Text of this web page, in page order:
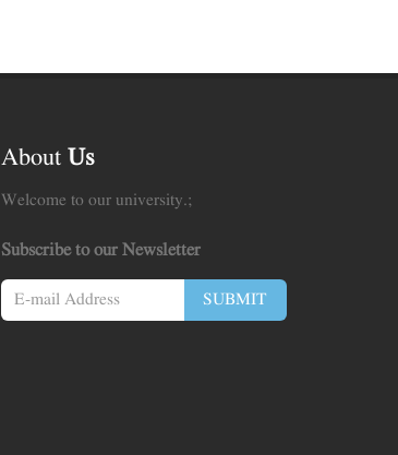
About Us
Welcome to our university.;
Subscribe to our Newsletter
SUBMIT